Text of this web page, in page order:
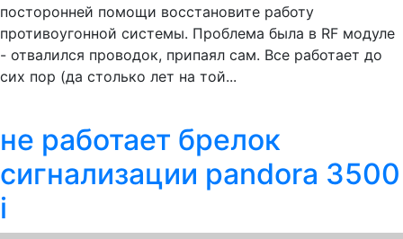
посторонней помощи восстановите работу
противоугонной системы. Проблема была в RF модуле
- отвалился проводок, припаял сам. Все работает до
сих пор (да столько лет на той...
не работает брелок
сигнализации pandora 3500
i